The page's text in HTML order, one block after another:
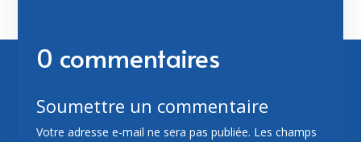
0 commentaires
Soumettre un commentaire
Votre adresse e-mail ne sera pas publiée. Les champs